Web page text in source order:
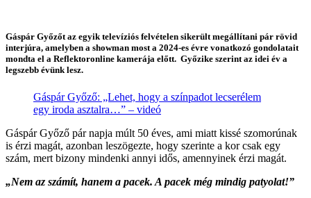
Gáspár Győzőt az egyik televíziós felvételen sikerült megállítani pár rövid
interjúra, amelyben a showman most a 2024-es évre vonatkozó gondolatait
mondta el a Reflektoronline kamerája előtt. Győzike szerint az idei év a
legszebb évünk lesz.
Gáspár Győző: „Lehet, hogy a színpadot lecserélem
egy iroda asztalra…” – videó
Gáspár Győző pár napja múlt 50 éves, ami miatt kissé szomorúnak
is érzi magát, azonban leszögezte, hogy szerinte a kor csak egy
szám, mert bizony mindenki annyi idős, amennyinek érzi magát.
„Nem az számít, hanem a pacek. A pacek még mindig patyolat!”